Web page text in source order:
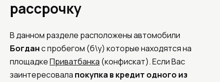
рассрочку
В данном разделе расположены автомобили
Богданс пробегом (б\у) которые находятся на
площадкеПриватбанка (конфискат). Если Вас
заинтересовала покупка в кредит одного из